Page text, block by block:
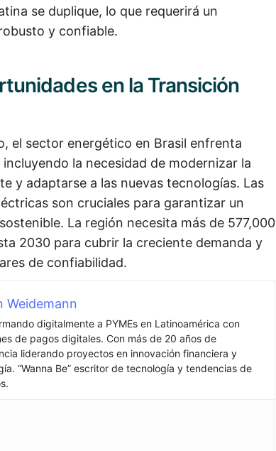
se duplique, lo que requerirá un
y confiable.
en la Transición
el sector energético en Brasil enfrenta
la necesidad de modernizar la
y adaptarse a las nuevas tecnologías. Las
son cruciales para garantizar un
La región necesita más de 577,000
2030 para cubrir la creciente demanda y
de confiabilidad.
Weidemann
digitalmente a PYMEs en Latinoamérica con
de pagos digitales. Con más de 20 años de
liderando proyectos en innovación financiera y
“Wanna Be” escritor de tecnología y tendencias de